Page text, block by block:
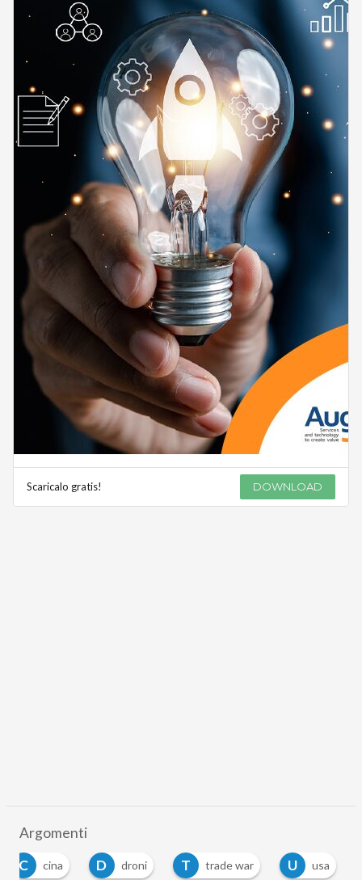
Scaricalo gratis! DOWNLOAD
Argomenti
C
cina D droni T trade war U usa